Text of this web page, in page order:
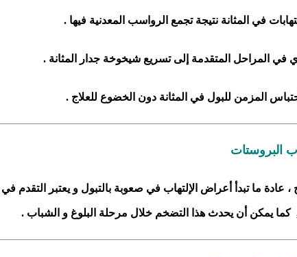
في المثانة نتيجة تجمع الرواسب المعدنية فيها .
في المراحل المتقدمة إلى تسريع شيخوخة جدار المثانة .
المزمن للبول في المثانة دون الخضوع للعلاج .
البروستات
عادة ما تبدأ أعراض الإلتهاب في صعوبة بالتبول و يعتبر التقدم في
, كما يمكن أن يحدث هذا التضخم خلال مرحلة البلوغ و الشباب .